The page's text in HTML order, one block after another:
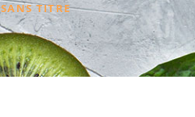
SANS TITRE